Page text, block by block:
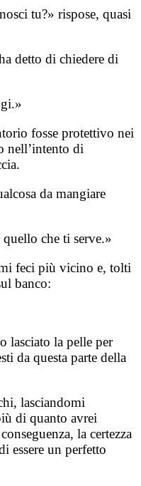
tu?» rispose, quasi
detto di chiedere di
fosse protettivo nei
nell’intento di
da mangiare
che ti serve.»
feci più vicino e, tolti
banco:
lasciato la pelle per
da questa parte della
lasciandomi
di quanto avrei
la certezza
essere un perfetto